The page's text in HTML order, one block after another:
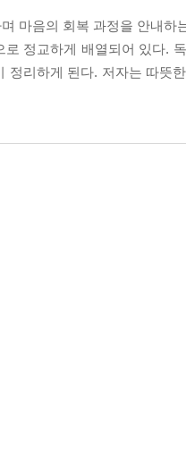
마음의 회복 과정을 안내하
정교하게 배열되어 있다.
리하게 된다. 저자는 따뜻